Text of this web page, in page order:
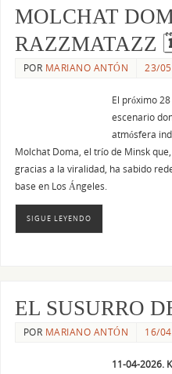
MOLCHAT
POR MARIANO ANTÓN 23/
El próximo
escenario
atmósfera
Molchat Doma, el trío de Minsk
gracias a la viralidad, ha sabido
base en Los Ángeles.
SIGUE LEYENDO
EL SUSURRO
POR MARIANO ANTÓN 16/
11-04-2026.